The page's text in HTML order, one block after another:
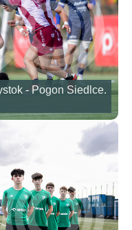
- Pogon Siedlce.